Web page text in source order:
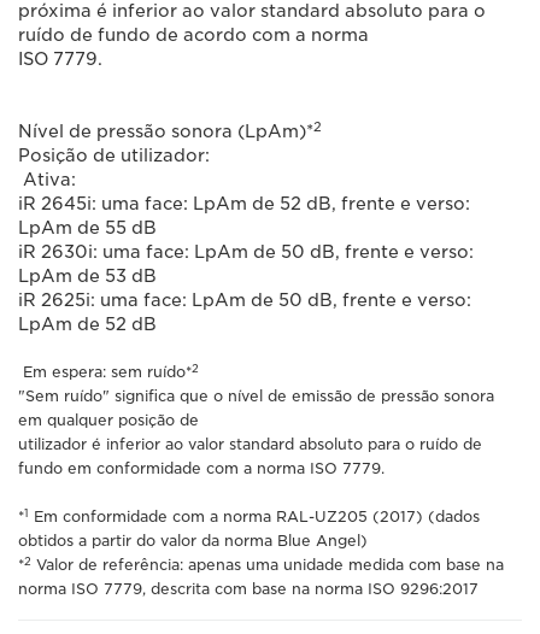
próxima é inferior ao valor standard absoluto para o
ruído de fundo de acordo com a norma
ISO 7779.
Nível de pressão sonora (LpAm)*2
Posição de utilizador:
Ativa:
iR 2645i: uma face: LpAm de 52 dB, frente e verso:
LpAm de 55 dB
iR 2630i: uma face: LpAm de 50 dB, frente e verso:
LpAm de 53 dB
iR 2625i: uma face: LpAm de 50 dB, frente e verso:
LpAm de 52 dB
Em espera: sem ruído*2
"Sem ruído" significa que o nível de emissão de pressão sonora
em qualquer posição de
utilizador é inferior ao valor standard absoluto para o ruído de
fundo em conformidade com a norma ISO 7779.
*1 Em conformidade com a norma RAL-UZ205 (2017) (dados
obtidos a partir do valor da norma Blue Angel)
*2 Valor de referência: apenas uma unidade medida com base na
norma ISO 7779, descrita com base na norma ISO 9296:2017